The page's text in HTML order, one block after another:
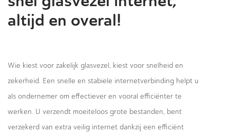
altijd en overal!
Wie kiest voor zakelijk glasvezel, kiest voor snelheid en
zekerheid. Een snelle en stabiele internetverbinding helpt u
als ondernemer om effectiever en vooral efficiënter te
werken. U verzendt moeiteloos grote bestanden, bent
verzekerd van extra veilig internet dankzij een efficiënt